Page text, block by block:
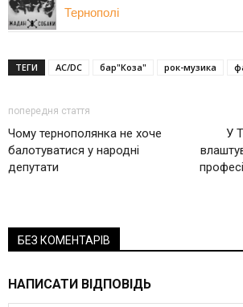
Тернополі
ТЕГИ AC/DC бар"Коза" рок-музика
попередня стаття
Чому тернополянка не хоче
балотуватися у народні
депутати
У
БЕЗ КОМЕНТАРІВ
НАПИСАТИ ВІДПОВІДЬ